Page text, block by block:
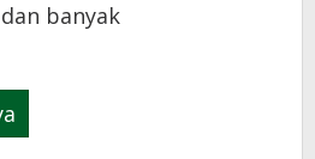
banyak